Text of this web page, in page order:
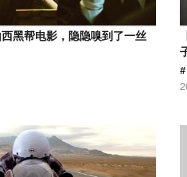
西黑帮电影，隐隐嗅到了一丝